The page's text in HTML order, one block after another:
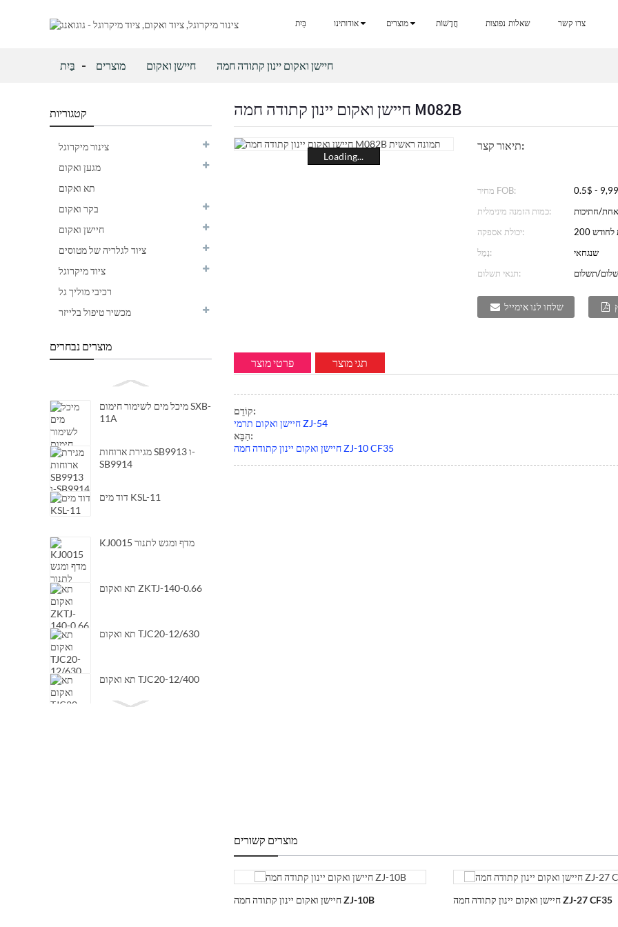
בַּיִת אודותינו מוצרים חֲדָשׁוֹת שאלות נפוצות צרו קשר
בַּיִת מוצרים חיישן ואקום חיישן ואקום יינון קתודה חמה
קטגוריות
צינור מיקרוגל
מגען ואקום
תא ואקום
בקר ואקום
חיישן ואקום
ציוד לגלריה של מטוסים
ציוד מיקרוגל
רכיבי מוליך גל
מכשיר טיפול בלייזר
מוצרים נבחרים
מיכל מים לשימור חימום SXB-
11A
מגירת ארוחות SB9913 ו-
SB9914
דוד מים KSL-11
KJ0015 מדף ומגש לתנור
תא ואקום ZKTJ-140-0.66
תא ואקום TJC20-12/630
תא ואקום TJC20-12/400
חיישן ואקום יינון קתודה חמה M082B
Loading...
תיאור קצר:
מחיר FOB:
כמות הזמנה מינימלית:
חתיכות
יכולת אספקה:
לחודש
נָמָל:
שנגחאי
תנאי תשלום:
תשלום
שלחו לנו אימייל
פרטי מוצר תגי מוצר
קוֹדֵם:
חיישן ואקום תרמי ZJ-54
הַבָּא:
חיישן ואקום יינון קתודה חמה ZJ-10 CF35
מוצרים קשורים
חיישן ואקום יינון קתודה חמה ZJ-10B חיישן ואקום יינון קתודה חמה ZJ-27 CF35